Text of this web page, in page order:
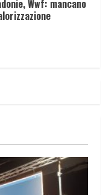
Wwf: mancano